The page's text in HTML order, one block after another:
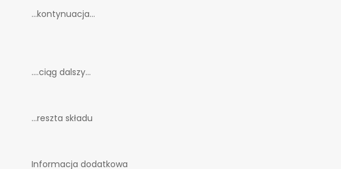
...kontynuacja...
....ciąg dalszy...
...reszta składu
Informacja dodatkowa